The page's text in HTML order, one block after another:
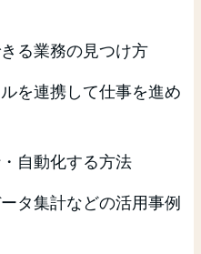
る業務の見つけ方
を連携して仕事を進め
自動化する方法
タ集計などの活用事例